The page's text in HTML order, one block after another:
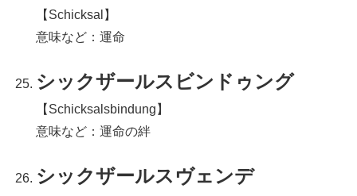
【Schicksal】
意味など：運命
シックザールスビンドゥング
【Schicksalsbindung】
意味など：運命の絆
シックザールスヴェンデ